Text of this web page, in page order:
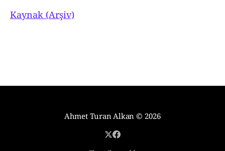
Kaynak (Arşiv)
Ahmet Turan Alkan © 2026